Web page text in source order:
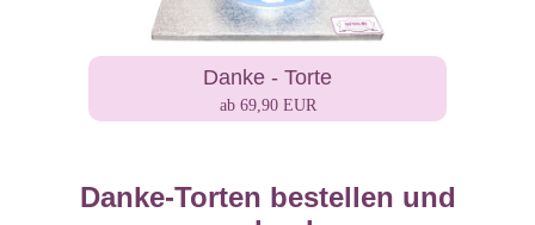
Danke - Torte
ab 69,90 EUR
Danke-Torten bestellen und